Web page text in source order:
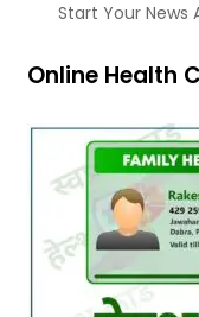
Start Your News
Online Health